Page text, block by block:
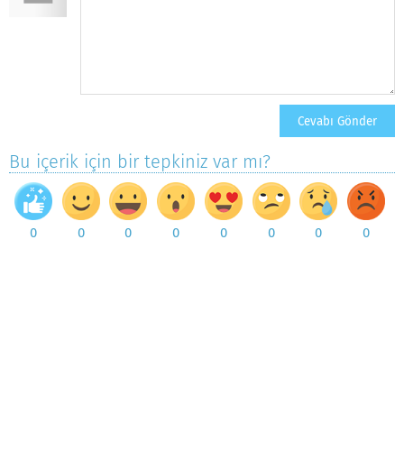
Bu içerik için bir tepkiniz var mı?
0 0 0 0 0 0 0 0